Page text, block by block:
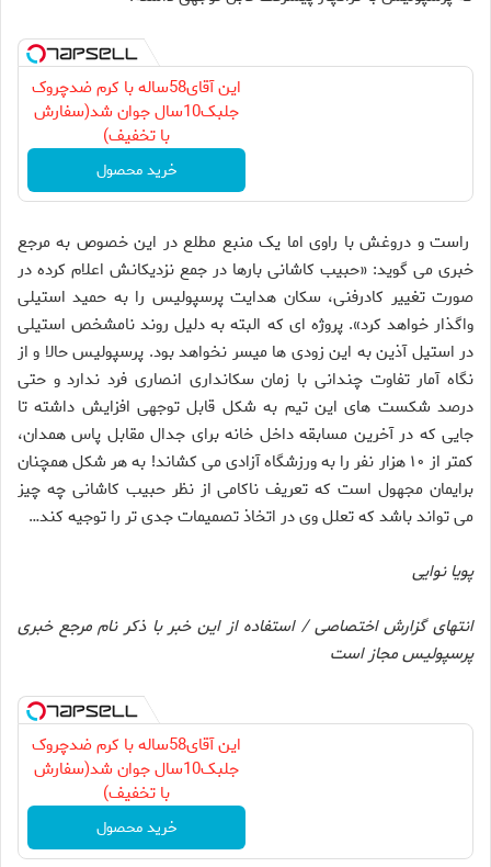
این آقای58ساله با کرم ضدچروک
جلبک10سال جوان شد(سفارش
با تخفیف)
خرید محصول
راست و دروغش با راوی اما یک منبع مطلع در این خصوص به مرجع
خبری می گوید: «حبیب کاشانی بارها در جمع نزدیکانش اعلام کرده در
صورت تغییر کادرفنی، سکان هدایت پرسپولیس را به حمید استیلی
واگذار خواهد کرد». پروژه ای که البته به دلیل روند نامشخص استیلی
در استیل آذین به این زودی ها میسر نخواهد بود. پرسپولیس حالا و از
نگاه آمار تفاوت چندانی با زمان سکانداری انصاری فرد ندارد و حتی
درصد شکست های این تیم به شکل قابل توجهی افزایش داشته تا
جایی که در آخرین مسابقه داخل خانه برای جدال مقابل پاس همدان،
کمتر از ۱۰ هزار نفر را به ورزشگاه آزادی می کشاند! به هر شکل همچنان
برایمان مجهول است که تعریف ناکامی از نظر حبیب کاشانی چه چیز
می تواند باشد که تعلل وی در اتخاذ تصمیمات جدی تر را توجیه کند…
پویا نوایی
انتهای گزارش اختصاصی / استفاده از این خبر با ذکر نام مرجع خبری
پرسپولیس مجاز است
این آقای58ساله با کرم ضدچروک
جلبک10سال جوان شد(سفارش
با تخفیف)
خرید محصول